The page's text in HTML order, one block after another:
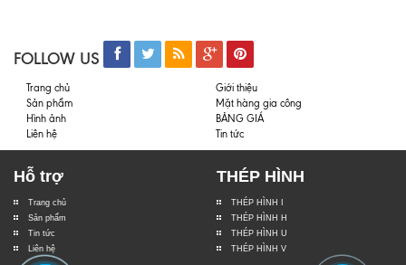
FOLLOW US
Trang chủ
Giới thiệu
Sản phẩm
Mặt hàng gia công
Hình ảnh
BẢNG GIÁ
Liên hệ
Tin tức
Hỗ trợ
Trang chủ
Sản phẩm
Tin tức
Liên hệ
THÉP HÌNH
THÉP HÌNH I
THÉP HÌNH H
THÉP HÌNH U
THÉP HÌNH V